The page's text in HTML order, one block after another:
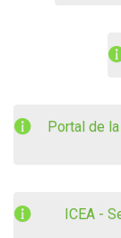
Portal de
ICEA -